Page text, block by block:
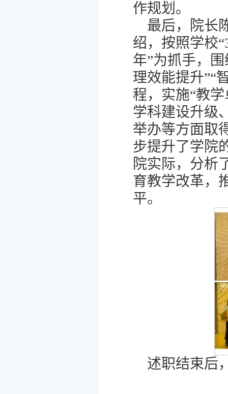
作规划。
最后，院长
绍，按照学校
年”为抓手，
理效能提升”“
程，实施“教
学科建设升级
举办等方面取
步提升了学院
院实际，分析
育教学改革，
平。
述职结束后